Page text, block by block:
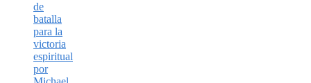
de
batalla
para la
victoria
espiritual
por